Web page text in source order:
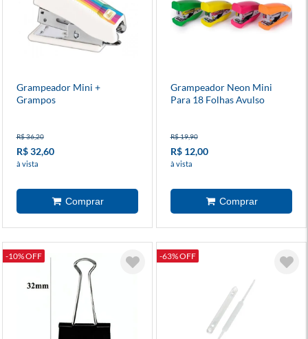
Grampeador Mini +
Grampos
R$ 36,20
R$ 32,60
à vista
Grampeador Neon Mini
Para 18 Folhas Avulso
R$ 19,90
R$ 12,00
à vista
-10% OFF -63% OFF